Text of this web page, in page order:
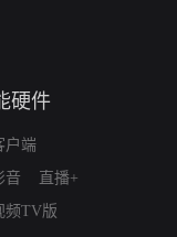
硬件
户端
音
直播+
频TV版